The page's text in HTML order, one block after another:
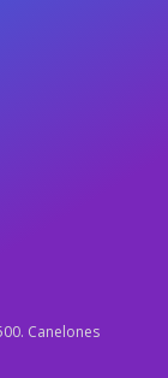
Canelones